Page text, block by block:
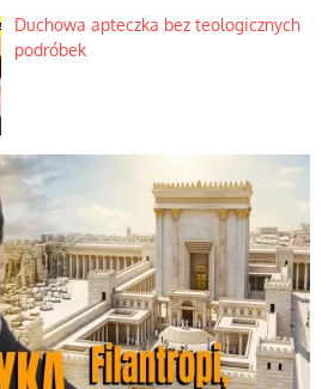
Duchowa apteczka bez teologicznych
podróbek